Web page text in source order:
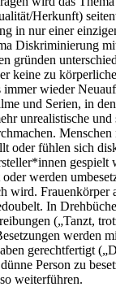
Herkunft)
in nur einer
Diskriminierung
gründen
keine zu
immer wieder
und Serien, in
unrealistische und
oder fühlen sich
gespielt
werden
wird. Frauenkörper
In
(„Tanzt,
werden
gerechtfertigt
Person zu
weiterführen.